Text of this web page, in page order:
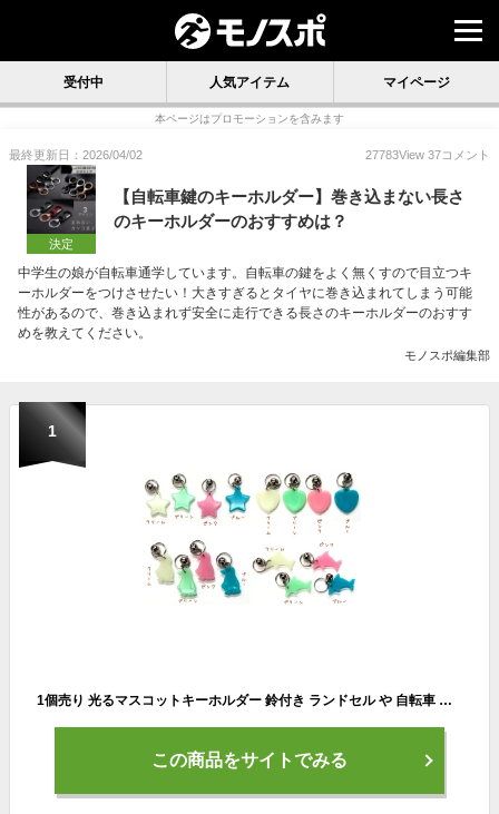
受付中 人気アイテム マイページ
本ページはプロモーションを含みます
最終更新日：2026/04/02 27783View 37コメント
決定
【自転車鍵のキーホルダー】巻き込まない長さ
のキーホルダーのおすすめは？
中学生の娘が自転車通学しています。自転車の鍵をよく無くすので目立つキ
ーホルダーをつけさせたい！大きすぎるとタイヤに巻き込まれてしまう可能
性があるので、巻き込まれず安全に走行できる長さのキーホルダーのおすす
めを教えてください。
モノスポ編集部
1
1個売り 光るマスコットキーホルダー 鈴付き ランドセル や 自転車 の鍵に取り付けるキーホルダー暗闇で光る蓄光タイプ キーホルダー 通学 通勤 通園 介護 ペット ウォーキング 自転車 スター ハート イルカ ペンギン 日本製
この商品をサイトでみる